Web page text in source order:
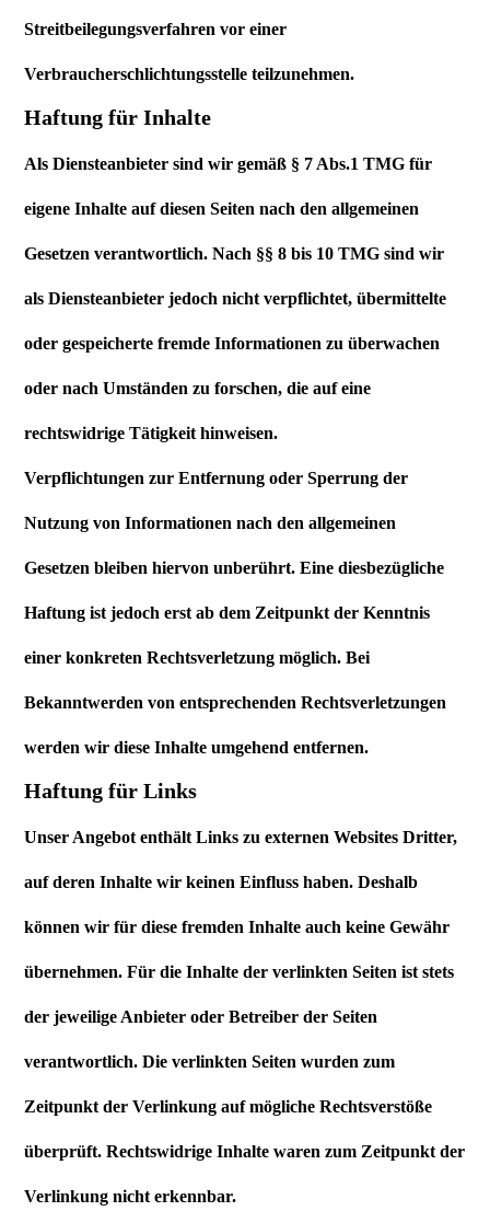
Streitbeilegungsverfahren vor einer
Verbraucherschlichtungsstelle teilzunehmen.
Haftung für Inhalte
Als Diensteanbieter sind wir gemäß § 7 Abs.1 TMG für
eigene Inhalte auf diesen Seiten nach den allgemeinen
Gesetzen verantwortlich. Nach §§ 8 bis 10 TMG sind wir
als Diensteanbieter jedoch nicht verpflichtet, übermittelte
oder gespeicherte fremde Informationen zu überwachen
oder nach Umständen zu forschen, die auf eine
rechtswidrige Tätigkeit hinweisen.
Verpflichtungen zur Entfernung oder Sperrung der
Nutzung von Informationen nach den allgemeinen
Gesetzen bleiben hiervon unberührt. Eine diesbezügliche
Haftung ist jedoch erst ab dem Zeitpunkt der Kenntnis
einer konkreten Rechtsverletzung möglich. Bei
Bekanntwerden von entsprechenden Rechtsverletzungen
werden wir diese Inhalte umgehend entfernen.
Haftung für Links
Unser Angebot enthält Links zu externen Websites Dritter,
auf deren Inhalte wir keinen Einfluss haben. Deshalb
können wir für diese fremden Inhalte auch keine Gewähr
übernehmen. Für die Inhalte der verlinkten Seiten ist stets
der jeweilige Anbieter oder Betreiber der Seiten
verantwortlich. Die verlinkten Seiten wurden zum
Zeitpunkt der Verlinkung auf mögliche Rechtsverstöße
überprüft. Rechtswidrige Inhalte waren zum Zeitpunkt der
Verlinkung nicht erkennbar.